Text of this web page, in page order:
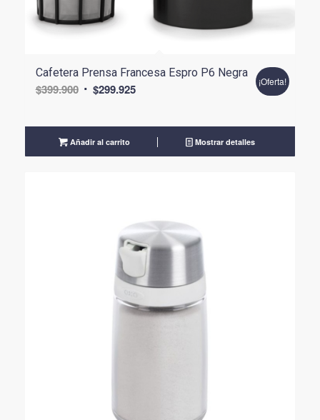
Cafetera Prensa Francesa Espro P6 Negra
$399.900 El
era:
$399.900.
$299.925El
$299.925.
¡Oferta!
Añadir al carrito Mostrar detalles